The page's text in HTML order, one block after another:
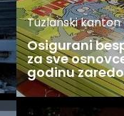
Tuzlanski kanton
Osigurani
za sve
godinu